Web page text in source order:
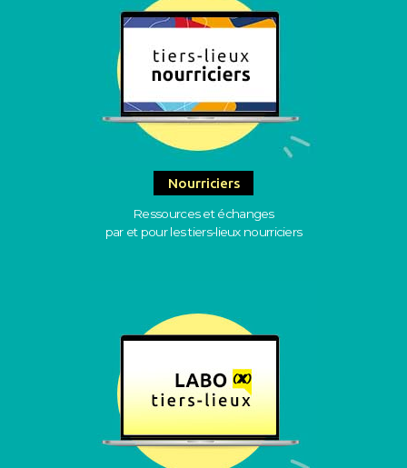
Nourriciers
Ressources et échanges
par et pour les tiers-lieux nourriciers